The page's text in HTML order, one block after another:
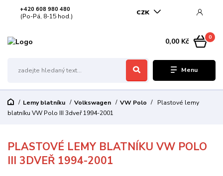
Menu
CZK
+420 608 980 480
(Po-Pá, 8-15 hod.)
0
0,00 Kč
Lemy blatníku Volkswagen VW Polo
Plastové lemy
blatníku VW Polo III 3dveř 1994-2001
PLASTOVÉ LEMY BLATNÍKU VW POLO
III 3DVEŘ 1994-2001